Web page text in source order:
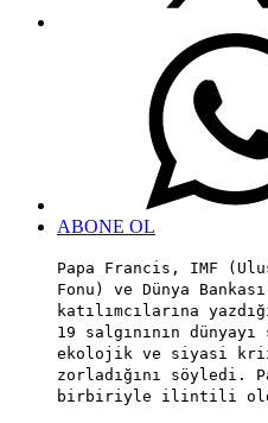
ABONE OL
Papa Francis, IMF
Fonu) ve Dünya
katılımcılarına
19 salgınının dünyayı
ekolojik ve siyasi
zorladığını söyledi.
birbiriyle ilintili